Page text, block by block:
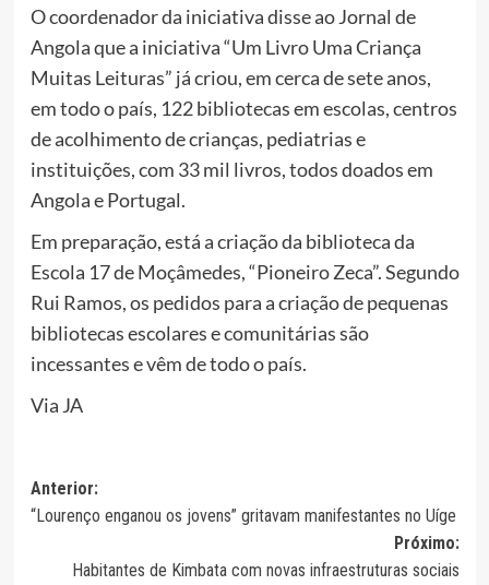
O coordenador da iniciativa disse ao Jornal de
Angola que a iniciativa “Um Livro Uma Criança
Muitas Leituras” já criou, em cerca de sete anos,
em todo o país, 122 bibliotecas em escolas, centros
de acolhimento de crianças, pediatrias e
instituições, com 33 mil livros, todos doados em
Angola e Portugal.
Em preparação, está a criação da biblioteca da
Escola 17 de Moçâmedes, “Pioneiro Zeca”. Segundo
Rui Ramos, os pedidos para a criação de pequenas
bibliotecas escolares e comunitárias são
incessantes e vêm de todo o país.
Via JA
Navegação
de
artigos
Anterior:
“Lourenço enganou os jovens” gritavam manifestantes no Uíge
Próximo:
Habitantes de Kimbata com novas infraestruturas sociais